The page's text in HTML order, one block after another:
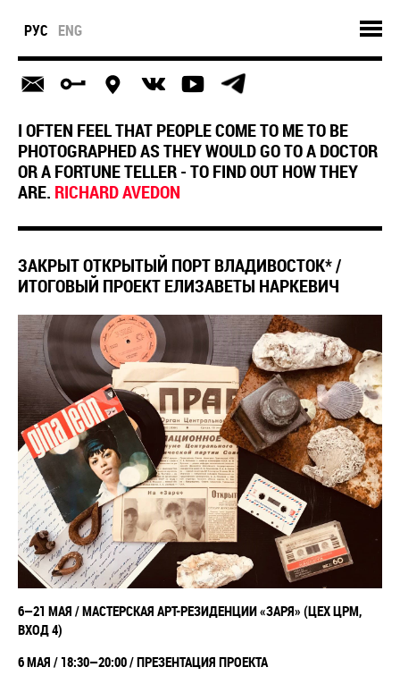
РУС ENG
I OFTEN FEEL THAT PEOPLE COME TO ME TO BE
PHOTOGRAPHED AS THEY WOULD GO TO A DOCTOR
OR A FORTUNE TELLER - TO FIND OUT HOW THEY
ARE. RICHARD AVEDON
ЗАКРЫТ ОТКРЫТЫЙ ПОРТ ВЛАДИВОСТОК* /
ИТОГОВЫЙ ПРОЕКТ ЕЛИЗАВЕТЫ НАРКЕВИЧ
6—21 МАЯ /МАСТЕРСКАЯ АРТ-РЕЗИДЕНЦИИ «ЗАРЯ» (ЦЕХ ЦРМ,
ВХОД 4)
6 МАЯ / 18:30—20:00 /ПРЕЗЕНТАЦИЯ ПРОЕКТА